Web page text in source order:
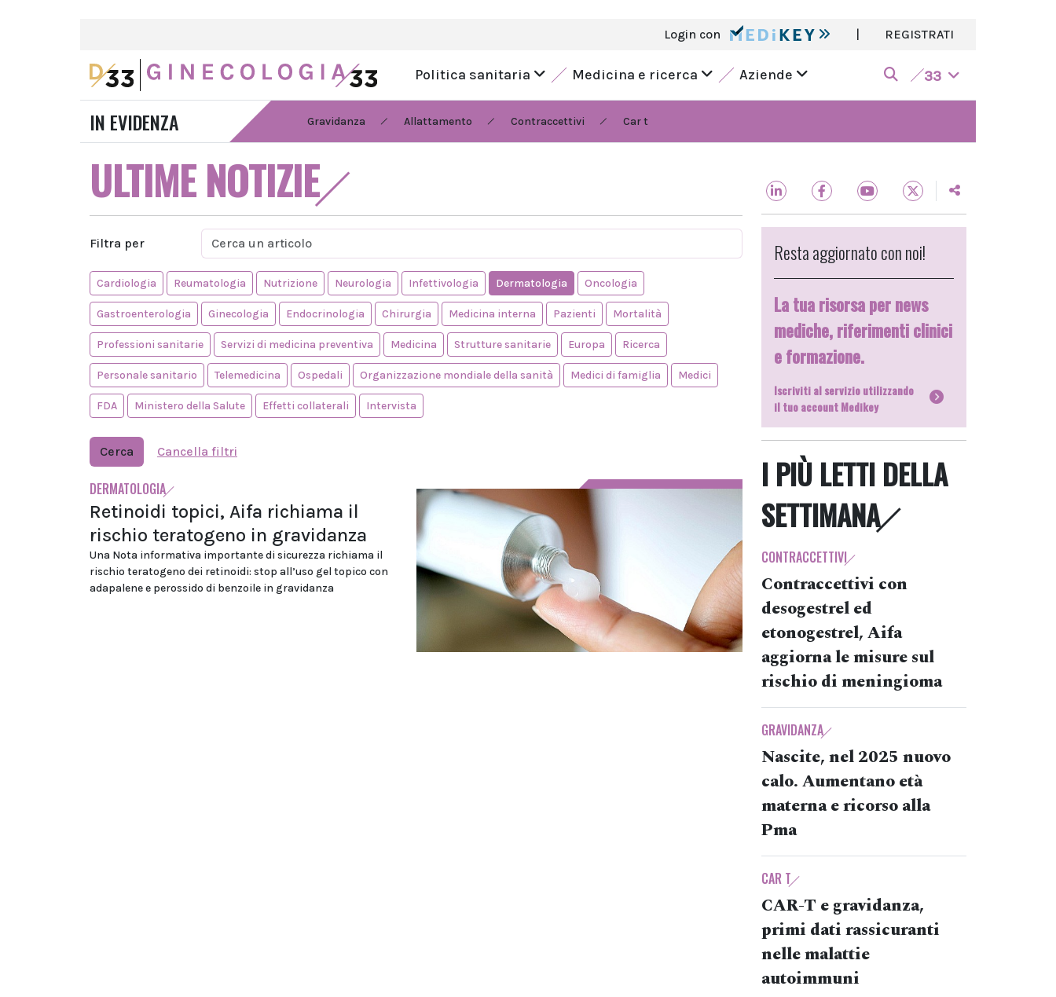
Login con | REGISTRATI
Politica sanitaria Medicina e ricerca Aziende 33
IN EVIDENZA Gravidanza Allattamento Contraccettivi Car t
ULTIME NOTIZIE
Filtra per
Cardiologia Reumatologia Nutrizione Neurologia Infettivologia Dermatologia Oncologia
Gastroenterologia Ginecologia Endocrinologia Chirurgia Medicina interna Pazienti Mortalità
Professioni sanitarie Servizi di medicina preventiva Medicina Strutture sanitarie Europa Ricerca
Personale sanitario Telemedicina Ospedali Organizzazione mondiale della sanità Medici di famiglia Medici
FDA Ministero della Salute Effetti collaterali Intervista
Cerca Cancella filtri
DERMATOLOGIA
Retinoidi topici, Aifa richiama il
rischio teratogeno in gravidanza
Una Nota informativa importante di sicurezza richiama il
rischio teratogeno dei retinoidi: stop all’uso gel topico con
adapalene e perossido di benzoile in gravidanza
Resta aggiornato con noi!
La tua risorsa per news
mediche, riferimenti clinici
e formazione.
Iscriviti al servizio utilizzando
il tuo account Medikey
I PIÙ LETTI DELLA
SETTIMANA
CONTRACCETTIVI
Contraccettivi con
desogestrel ed
etonogestrel, Aifa
aggiorna le misure sul
rischio di meningioma
GRAVIDANZA
Nascite, nel 2025 nuovo
calo. Aumentano età
materna e ricorso alla
Pma
CAR T
CAR-T e gravidanza,
primi dati rassicuranti
nelle malattie
autoimmuni